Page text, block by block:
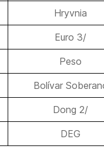
Hryvnia
Euro 3/
Peso
Bolívar
Dong 2/
DEG